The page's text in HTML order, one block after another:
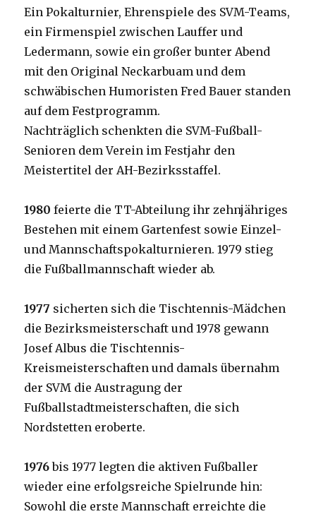
Ein Pokalturnier, Ehrenspiele des SVM-Teams,
ein Firmenspiel zwischen Lauffer und
Ledermann, sowie ein großer bunter Abend
mit den Original Neckarbuam und dem
schwäbischen Humoristen Fred Bauer standen
auf dem Festprogramm.
Nachträglich schenkten die SVM-Fußball-
Senioren dem Verein im Festjahr den
Meistertitel der AH-Bezirksstaffel.
1980 feierte die TT-Abteilung ihr zehnjähriges
Bestehen mit einem Gartenfest sowie Einzel-
und Mannschaftspokalturnieren. 1979 stieg
die Fußballmannschaft wieder ab.
1977 sicherten sich die Tischtennis-Mädchen
die Bezirksmeisterschaft und 1978 gewann
Josef Albus die Tischtennis-
Kreismeisterschaften und damals übernahm
der SVM die Austragung der
Fußballstadtmeisterschaften, die sich
Nordstetten eroberte.
1976bis 1977 legten die aktiven Fußballer
wieder eine erfolgsreiche Spielrunde hin:
Sowohl die erste Mannschaft erreichte die